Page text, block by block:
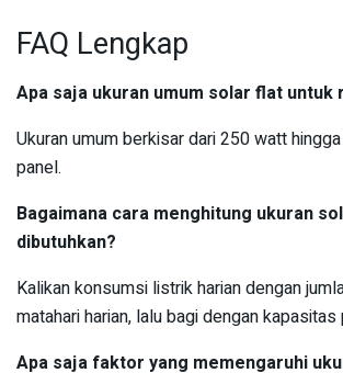
FAQ Lengkap
Apa saja ukuran umum solar flat untuk
Ukuran umum berkisar dari 250 watt
panel.
Bagaimana cara menghitung ukuran
dibutuhkan?
Kalikan konsumsi listrik harian dengan
matahari harian, lalu bagi dengan
Apa saja faktor yang memengaruhi